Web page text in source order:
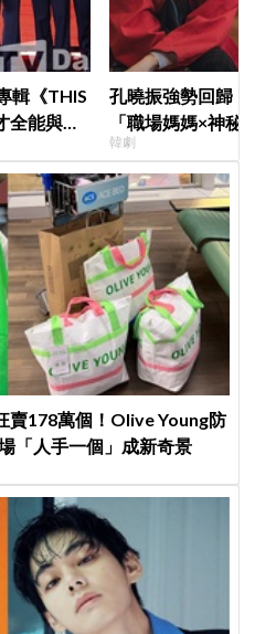
輯《THIS
全能與滿
裂夏日音
孔曉振強勢回歸
「職場媽媽×神秘
鄭準元展開反差夫
韓劇
賣178萬個！Olive Young防
「人手一個」成新奇景